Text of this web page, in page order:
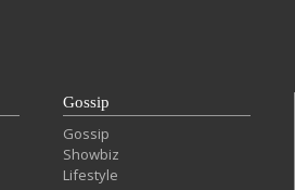
Gossip
Gossip
Showbiz
Lifestyle